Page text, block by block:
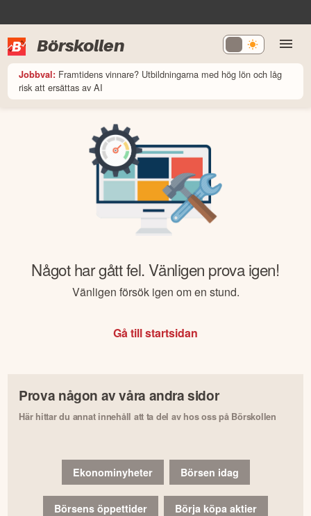
Börskollen
Jobbval: Framtidens vinnare? Utbildningarna med hög lön och låg
risk att ersättas av AI
Något har gått fel. Vänligen prova igen!
Vänligen försök igen om en stund.
Gå till startsidan
Prova någon av våra andra sidor
Här hittar du annat innehåll att ta del av hos oss på Börskollen
Ekonominyheter Börsen idag
Börsens öppettider Börja köpa aktier